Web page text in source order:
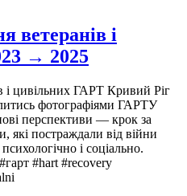
ветеранів і
→ 2025
і цивільних ГАРТ Кривий Ріг
фотографіями ГАРТУ
перспективи — крок за
які постраждали від війни
і соціально.
#hart #recovery